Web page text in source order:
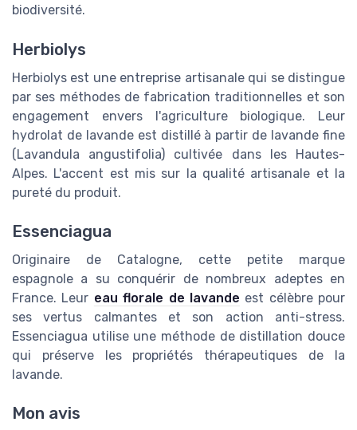
biodiversité.
Herbiolys
Herbiolys est une entreprise artisanale qui se distingue
par ses méthodes de fabrication traditionnelles et son
engagement envers l'agriculture biologique. Leur
hydrolat de lavande est distillé à partir de lavande fine
(Lavandula angustifolia) cultivée dans les Hautes-
Alpes. L'accent est mis sur la qualité artisanale et la
pureté du produit.
Essenciagua
Originaire de Catalogne, cette petite marque
espagnole a su conquérir de nombreux adeptes en
France. Leur eau florale de lavande est célèbre pour
ses vertus calmantes et son action anti-stress.
Essenciagua utilise une méthode de distillation douce
qui préserve les propriétés thérapeutiques de la
lavande.
Mon avis